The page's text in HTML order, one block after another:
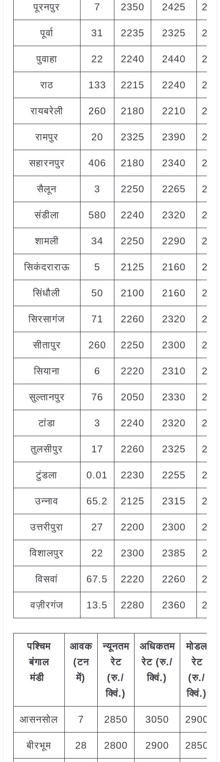
पूरनपुर 7 2350 2425
पूर्वा 31 2235 2325
पुवाहा 22 2240 2440
राठ 133 2215 2240
रायबरेली 260 2180 2210
रामपुर 20 2325 2390
सहारनपुर 406 2180 2340
सैलून 3 2250 2265
संडीला 580 2240 2320
शामली 34 2250 2290
सिकंदराराऊ 5 2125 2160
सिंधौली 50 2100 2160
सिरसागंज 71 2260 2320
सीतापुर 260 2250 2300
सियाना 6 2220 2310
सुल्तानपुर 76 2050 2330
टांडा 3 2240 2320
तुलसीपुर 17 2260 2325
टुंडला 0.01 2230 2255
उन्नाव 65.2 2125 2315
उत्तरीपुरा 27 2200 2300
विशालपुर 22 2300 2385
विसवां 67.5 2220 2260
वज़ीरगंज 13.5 2280 2360
पश्चिम
बंगाल
मंडी
आवक
(टन
में)
न्यूनतम
रेट
(रु./
क्विं.)
अधिकतम
रेट (रु./
क्विं.)
मोडल
रेट
(रु./
क्विं.)
आसनसोल 7 2850 3050 2900
बीरभूम 28 2800 2900 2850